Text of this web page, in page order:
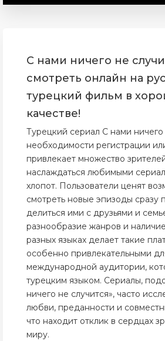
С нами ничего не
смотреть онлайн на
турецкий фильм в
качестве!
Турецкий сериал С нами ничего
необходимости регистрации
привлекает множество
наслаждаться любимыми
хлопот. Пользователи ценят
смотреть новые эпизоды сразу
делиться ими с друзьями и
разнообразие жанров и
разных языках делает такие
особенно привлекательными
международной аудитории,
турецким языком. Сериалы,
ничего не случится», часто
любви, преданности и
что находит отклик в сердцах
миру.